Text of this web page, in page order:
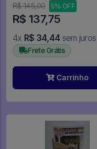
R$ 145,00 5% OFF
R$ 137,75
4x R$ 34,44 sem juros
Frete Grátis
Carrinho